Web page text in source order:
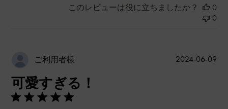
このレビューは役に立ちましたか？
0
0
ご利用者様
可愛すぎる！
公
2024-06-09